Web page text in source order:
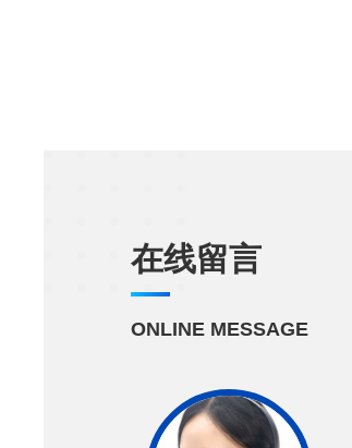
在线留言
ONLINE MESSAGE